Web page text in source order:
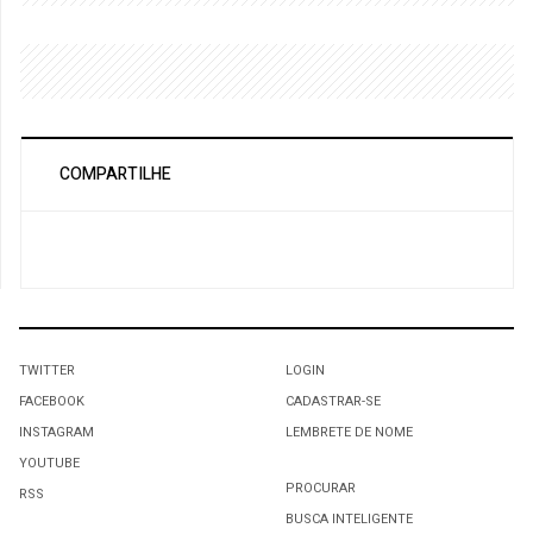
COMPARTILHE
TWITTER
FACEBOOK
INSTAGRAM
YOUTUBE
RSS
LOGIN
CADASTRAR-SE
LEMBRETE DE NOME
PROCURAR
BUSCA INTELIGENTE